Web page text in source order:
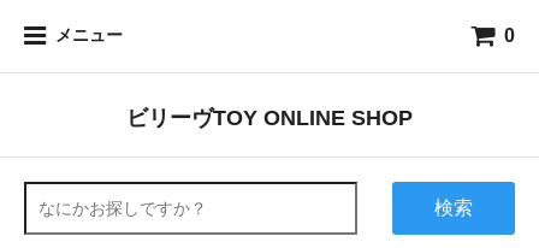
メニュー 0
ビリーヴTOY ONLINE SHOP
検索